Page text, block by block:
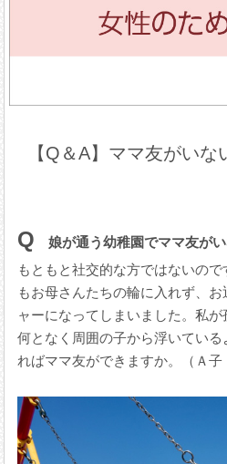
【Q＆A】ママ友がい
Q 娘が通う幼稚園でママ友がい
もともと社交的な方ではないの
もお母さんたちの輪に入れず、
ャーになってしまいました。私
何となく周囲の子から浮いてい
ればママ友ができますか。（Ａ子